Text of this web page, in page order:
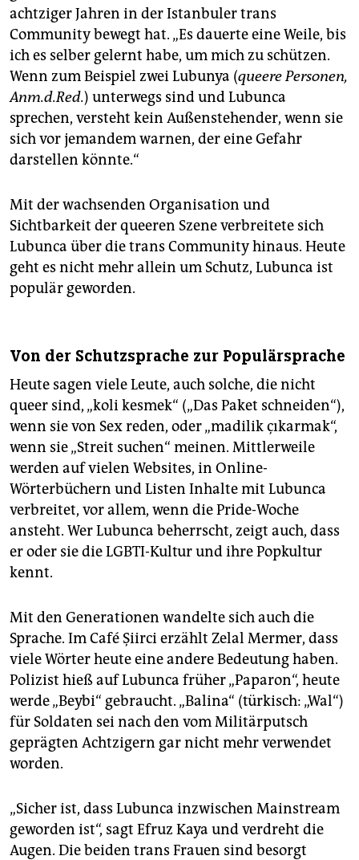
achtziger Jahren in der Istanbuler trans
Community bewegt hat. „Es dauerte eine Weile, bis
ich es selber gelernt habe, um mich zu schützen.
Wenn zum Beispiel zwei Lubunya (queere Personen,
Anm.d.Red.) unterwegs sind und Lubunca
sprechen, versteht kein Außenstehender, wenn sie
sich vor jemandem warnen, der eine Gefahr
darstellen könnte.“
Mit der wachsenden Organisation und
Sichtbarkeit der queeren Szene verbreitete sich
Lubunca über die trans Community hinaus. Heute
geht es nicht mehr allein um Schutz, Lubunca ist
populär geworden.
Von der Schutzsprache zur Populärsprache
Heute sagen viele Leute, auch solche, die nicht
queer sind, „koli kesmek“ („Das Paket schneiden“),
wenn sie von Sex reden, oder „madilik çıkarmak“,
wenn sie „Streit suchen“ meinen. Mittlerweile
werden auf vielen Websites, in Online-
Wörterbüchern und Listen Inhalte mit Lubunca
verbreitet, vor allem, wenn die Pride-Woche
ansteht. Wer Lubunca beherrscht, zeigt auch, dass
er oder sie die LGBTI-Kultur und ihre Popkultur
kennt.
Mit den Generationen wandelte sich auch die
Sprache. Im Café Şiirci erzählt Zelal Mermer, dass
viele Wörter heute eine andere Bedeutung haben.
Polizist hieß auf Lubunca früher „Paparon“, heute
werde „Beybi“ gebraucht. „Balina“ (türkisch: „Wal“)
für Soldaten sei nach den vom Militärputsch
geprägten Achtzigern gar nicht mehr verwendet
worden.
„Sicher ist, dass Lubunca inzwischen Mainstream
geworden ist“, sagt Efruz Kaya und verdreht die
Augen. Die beiden trans Frauen sind besorgt